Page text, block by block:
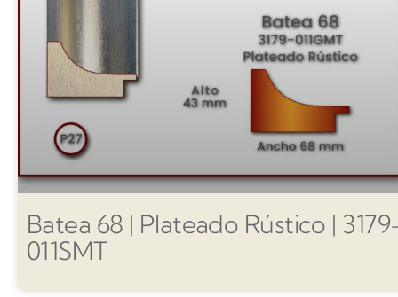
Batea 68 | Plateado Rústico |
011SMT